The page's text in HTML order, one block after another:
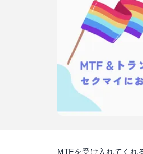
MTFを受け入れてくれ